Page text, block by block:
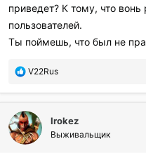
приведет? К тому, что
пользователей.
Ты поймешь, что был не
П
б
л
а
г
о
V22Rus
Irokez
Выживальщик